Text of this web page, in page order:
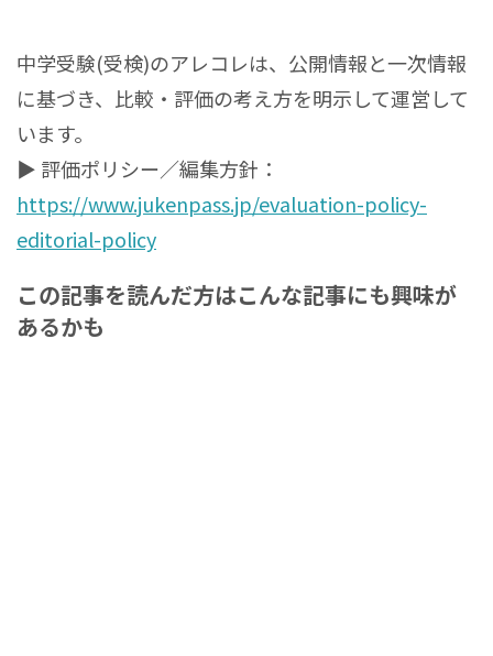
中学受験(受検)のアレコレは、公開情報と一次情報
に基づき、比較・評価の考え方を明示して運営して
います。
▶ 評価ポリシー／編集方針：
https://www.jukenpass.jp/evaluation-policy-
editorial-policy
この記事を読んだ方はこんな記事にも興味が
あるかも